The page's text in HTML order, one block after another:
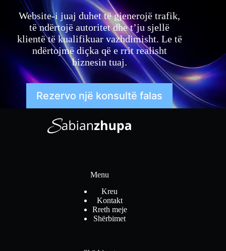
Website-i juaj duhet të gjenerojë trafik,
të ndërtojë autoritet dhe t’ju sjellë
klientë të kualifikuar vazhdimisht. Le të
ndërtojmë diçka që e rrit realisht
biznesin tuaj.
Rezervo një konsultë falas
Menu
Kreu
Kontakt
Rreth meje
Shërbimet